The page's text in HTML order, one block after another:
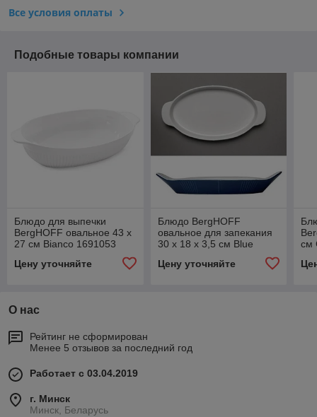
Все условия оплаты
Подобные товары компании
Блюдо для выпечки
BergHOFF овальное 43 х
27 см Bianco 1691053
Цену уточняйте
Блюдо BergHOFF
овальное для запекания
30 х 18 х 3,5 см Blue
Цену уточняйте
см
О нас
Рейтинг не сформирован
Менее 5 отзывов за последний год
Работает с 03.04.2019
г. Минск
Минск, Беларусь